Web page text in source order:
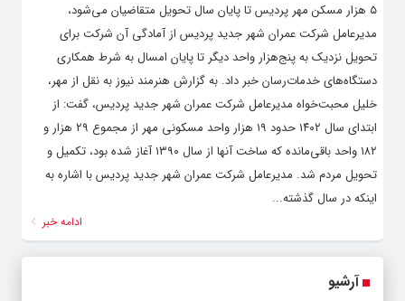
۵ هزار مسکن مهر پردیس تا پایان سال تحویل متقاضیان می‌شود،
مدیرعامل شرکت عمران شهر جدید پردیس از آمادگی آن شرکت برای
تحویل نزدیک به پنج‌هزار واحد دیگر تا پایان امسال به شرط همکاری
دستگاه‌های خدمات‌رسان خبر داد. به گزارش هنرمند نیوز به نقل از مهر،
خلیل محبت‌خواه مدیرعامل شرکت عمران شهر جدید پردیس، گفت: از
ابتدای سال ۱۴۰۲ حدود ۱۹ هزار واحد مسکونی مهر از مجموع ۲۹ هزار و
۱۸۲ واحد باقی‌مانده که ساخت آنها از سال ۱۳۹۰ آغاز شده بود، تکمیل و
تحویل مردم شد. مدیرعامل شرکت عمران شهر جدید پردیس با اشاره به
اینکه در سال گذشته...
ادامه خبر
آرشیو